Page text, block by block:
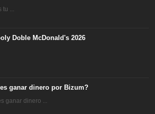
tu ...
Doble McDonald's 2026
ganar dinero por Bizum?
ganar dinero ...